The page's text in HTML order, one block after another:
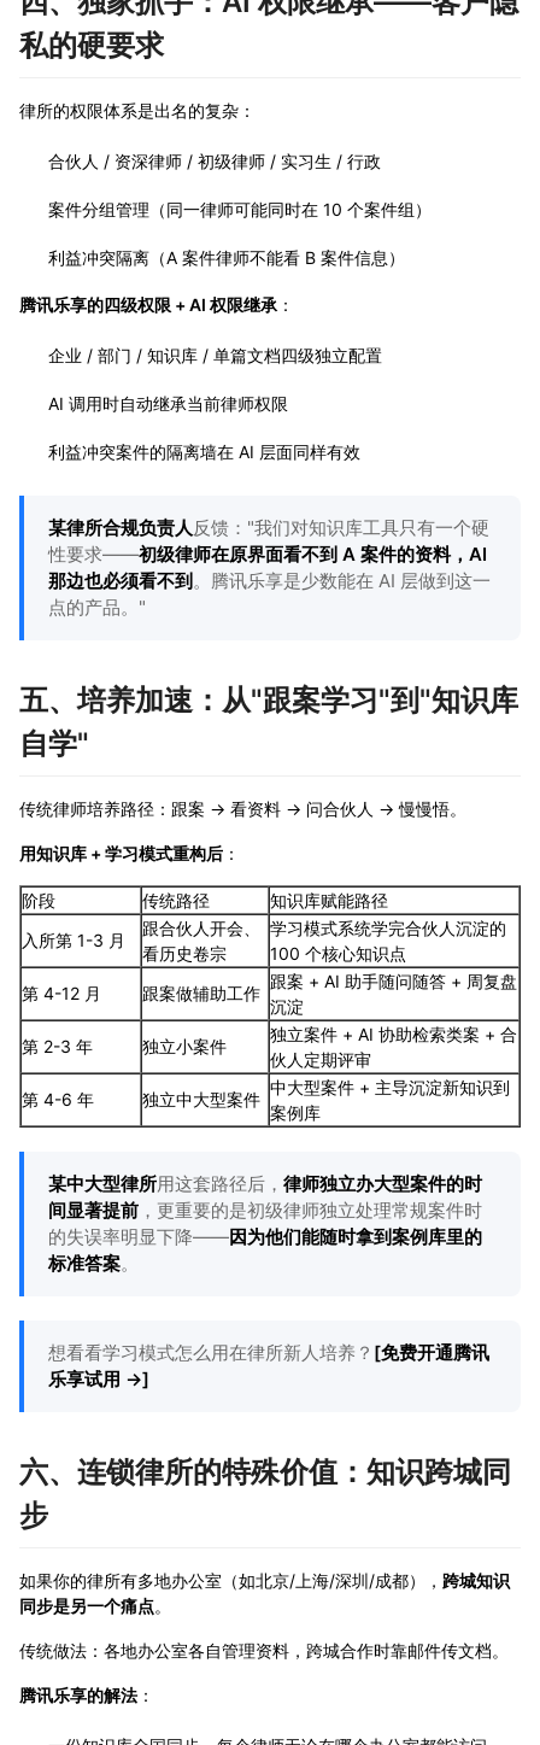
私的硬要求
律所的权限体系是出名的复杂：
合伙人 / 资深律师 / 初级律师 / 实习生 / 行政
案件分组管理（同一律师可能同时在 10 个案件组）
利益冲突隔离（A 案件律师不能看 B 案件信息）
腾讯乐享的四级权限 + AI 权限继承 ：
企业 / 部门 / 知识库 / 单篇文档四级独立配置
AI 调用时自动继承当前律师权限
利益冲突案件的隔离墙在 AI 层面同样有效
某律所合规负责人反馈："我们对知识库工具只有一个硬
性要求——初级律师在原界面看不到 A 案件的资料，AI
那边也必须看不到。腾讯乐享是少数能在 AI 层做到这一
点的产品。"
五、培养加速：从"跟案学习"到"知识库
自学"
传统律师培养路径：跟案 → 看资料 → 问合伙人 → 慢慢悟。
用知识库 + 学习模式重构后 ：
阶段 传统路径
知识库赋能路径
入所第 1-3 月
跟合伙人开会、
看历史卷宗
学习模式系统学完合伙人沉淀的
100 个核心知识点
第 4-12 月
跟案做辅助工作
跟案 + AI 助手随问随答 + 周复盘
沉淀
第 2-3 年
独立小案件
独立案件 + AI 协助检索类案 + 合
伙人定期评审
第 4-6 年
独立中大型案件
中大型案件 + 主导沉淀新知识到
案例库
某中大型律所用这套路径后， 律师独立办大型案件的时
间显著提前 ，更重要的是初级律师独立处理常规案件时
的失误率明显下降——因为他们能随时拿到案例库里的
标准答案。
想看看学习模式怎么用在律所新人培养？ [免费开通腾讯
乐享试用 →]
六、连锁律所的特殊价值：知识跨城同
步
如果你的律所有多地办公室（如北京/上海/深圳/成都）， 跨城知识
同步是另一个痛点。
传统做法：各地办公室各自管理资料，跨城合作时靠邮件传文档。
腾讯乐享的解法 ：